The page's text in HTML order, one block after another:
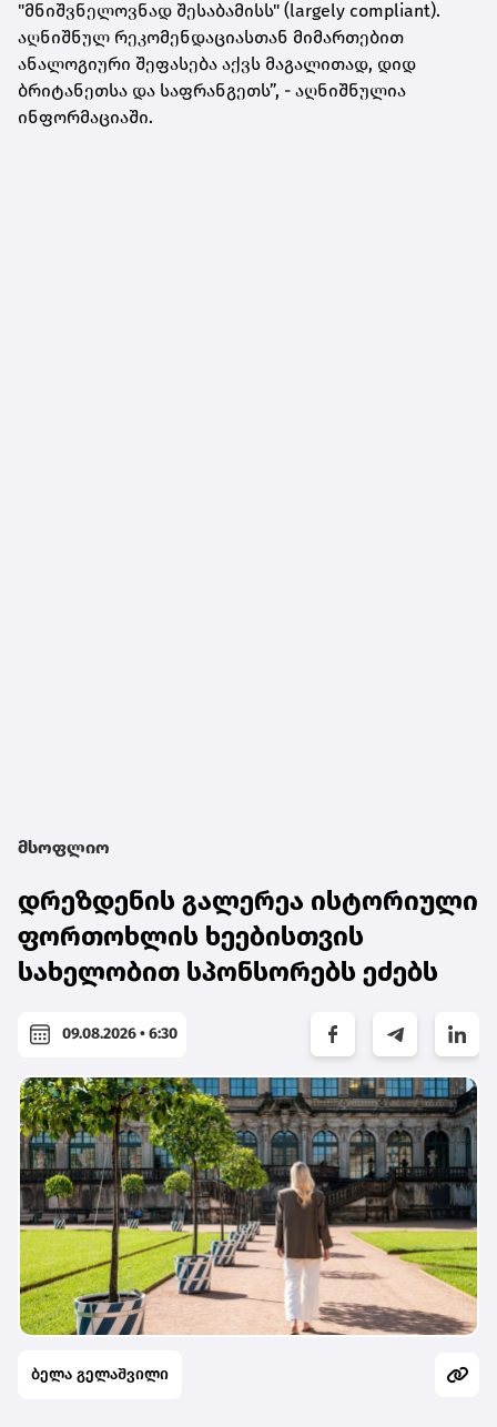
"მნიშვნელოვნად შესაბამისს" (largely compliant).
აღნიშნულ რეკომენდაციასთან მიმართებით
ანალოგიური შეფასება აქვს მაგალითად, დიდ
ბრიტანეთსა და საფრანგეთს”, - აღნიშნულია
ინფორმაციაში.
მსოფლიო
დრეზდენის გალერეა ისტორიული
ფორთოხლის ხეებისთვის
სახელობით სპონსორებს ეძებს
09.08.2026 • 6:30
ბელა გელაშვილი